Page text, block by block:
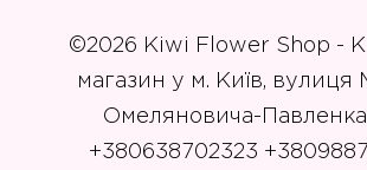
©2026 Kiwi Flower Shop -
магазин у м. Київ, вулиця
Омеляновича-Павленка,
+380638702323